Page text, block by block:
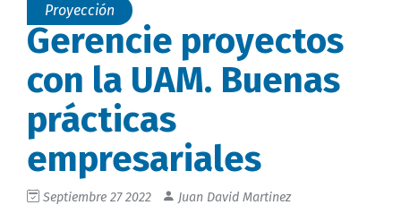
Proyección
Gerencie proyectos
con la UAM. Buenas
prácticas
empresariales
Septiembre 27 2022
Juan David Martinez